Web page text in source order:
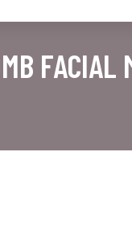
FACIAL